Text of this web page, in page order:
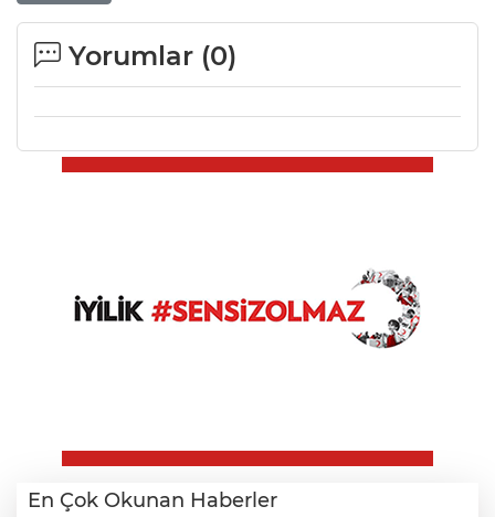
Yorumlar (0)
En Çok Okunan Haberler